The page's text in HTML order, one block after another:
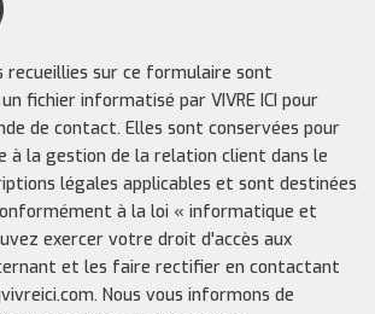
recueillies sur ce formulaire sont
fichier informatisé par VIVRE ICI pour
de contact. Elles sont conservées pour
à la gestion de la relation client dans le
légales applicables et sont destinées
à la loi « informatique et
exercer votre droit d'accès aux
et les faire rectifier en contactant
Nous vous informons de